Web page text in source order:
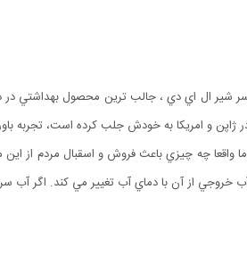
شير ال اي دي ، جالب ترين محصول بهداشتي در
ژاپن و امريكا به خودش جلب كرده است، تجربه
واقعا چه چيزي باعث فروش و اسقبال مردم
خروجي از آن با دماي آب تغيير مي كند. اگر